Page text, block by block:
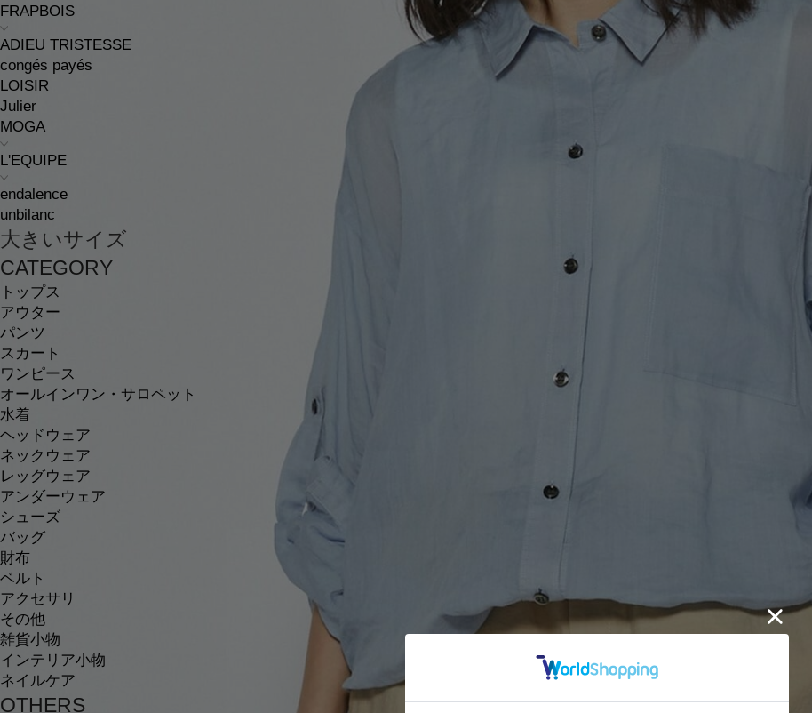
FRAPBOIS
ADIEU TRISTESSE
congés payés
LOISIR
Julier
MOGA
L'EQUIPE
endalence
unbilanc
大きいサイズ
CATEGORY
トップス
アウター
パンツ
スカート
ワンピース
オールインワン・サロペット
水着
ヘッドウェア
ネックウェア
レッグウェア
アンダーウェア
シューズ
バッグ
財布
ベルト
アクセサリ
その他
雑貨小物
インテリア小物
ネイルケア
OTHERS